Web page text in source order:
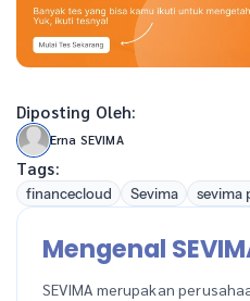
Diposting Oleh:
Erna SEVIMA
Tags:
financecloud Sevima sevima
Mengenal
SEVIMA merupakan